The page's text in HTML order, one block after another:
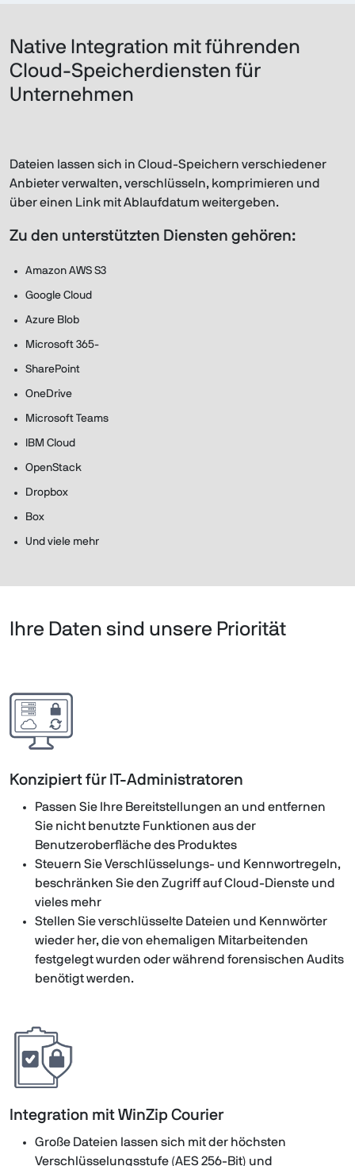
Native Integration mit führenden
Cloud-Speicherdiensten für
Unternehmen
Dateien lassen sich in Cloud-Speichern verschiedener
Anbieter verwalten, verschlüsseln, komprimieren und
über einen Link mit Ablaufdatum weitergeben.
Zu den unterstützten Diensten gehören:
Amazon AWS S3
Google Cloud
Azure Blob
Microsoft 365-
SharePoint
OneDrive
Microsoft Teams
IBM Cloud
OpenStack
Dropbox
Box
Und viele mehr
Ihre Daten sind unsere Priorität
Konzipiert für IT-Administratoren
Passen Sie Ihre Bereitstellungen an und entfernen
Sie nicht benutzte Funktionen aus der
Benutzeroberfläche des Produktes
Steuern Sie Verschlüsselungs- und Kennwortregeln,
beschränken Sie den Zugriff auf Cloud-Dienste und
vieles mehr
Stellen Sie verschlüsselte Dateien und Kennwörter
wieder her, die von ehemaligen Mitarbeitenden
festgelegt wurden oder während forensischen Audits
benötigt werden.
Integration mit WinZip Courier
Große Dateien lassen sich mit der höchsten
Verschlüsselungsstufe (AES 256-Bit) und